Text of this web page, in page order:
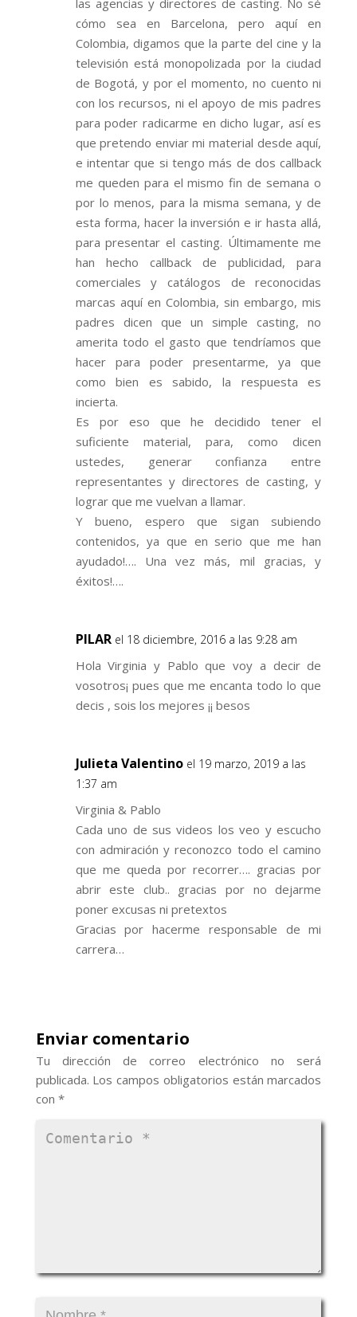
cómo sea en Barcelona, pero aquí en
Colombia, digamos que la parte del cine y la
televisión está monopolizada por la ciudad
de Bogotá, y por el momento, no cuento ni
con los recursos, ni el apoyo de mis padres
para poder radicarme en dicho lugar, así es
que pretendo enviar mi material desde aquí,
e intentar que si tengo más de dos callback
me queden para el mismo fin de semana o
por lo menos, para la misma semana, y de
esta forma, hacer la inversión e ir hasta allá,
para presentar el casting. Últimamente me
han hecho callback de publicidad, para
comerciales y catálogos de reconocidas
marcas aquí en Colombia, sin embargo, mis
padres dicen que un simple casting, no
amerita todo el gasto que tendríamos que
hacer para poder presentarme, ya que
como bien es sabido, la respuesta es
incierta.
Es por eso que he decidido tener el
suficiente material, para, como dicen
ustedes, generar confianza entre
representantes y directores de casting, y
lograr que me vuelvan a llamar.
Y bueno, espero que sigan subiendo
contenidos, ya que en serio que me han
ayudado!…. Una vez más, mil gracias, y
éxitos!….
PILAR el 18 diciembre, 2016 a las 9:28 am
Hola Virginia y Pablo que voy a decir de
vosotros¡ pues que me encanta todo lo que
decis , sois los mejores ¡¡ besos
Julieta Valentino el 19 marzo, 2019 a las
1:37 am
Virginia & Pablo
Cada uno de sus videos los veo y escucho
con admiración y reconozco todo el camino
que me queda por recorrer…. gracias por
abrir este club.. gracias por no dejarme
poner excusas ni pretextos
Gracias por hacerme responsable de mi
carrera…
Enviar comentario
Tu dirección de correo electrónico no será
publicada. Los campos obligatorios están marcados
con *